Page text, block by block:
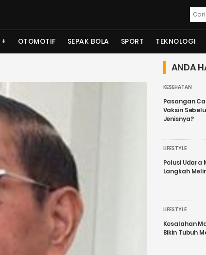
OTOMOTIF SEPAK BOLA SPORT TEKNOLOGI
ANDA
KESEHATAN
Pasangan
Vaksin
Jenisnya?
LIFESTYLE
Polusi Udara
Langkah
LIFESTYLE
Kesalahan
Bikin Tubuh